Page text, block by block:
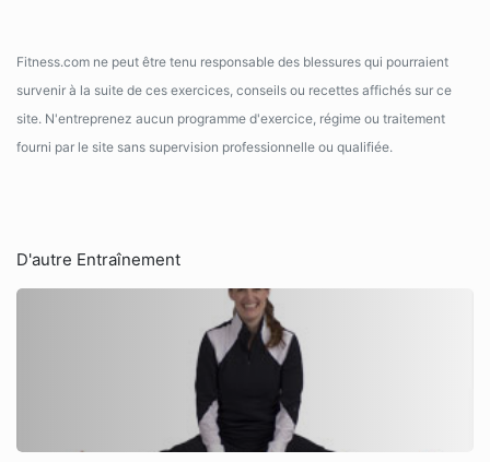
Fitness.com ne peut être tenu responsable des blessures qui pourraient
survenir à la suite de ces exercices, conseils ou recettes affichés sur ce
site. N'entreprenez aucun programme d'exercice, régime ou traitement
fourni par le site sans supervision professionnelle ou qualifiée.
D'autre Entraînement